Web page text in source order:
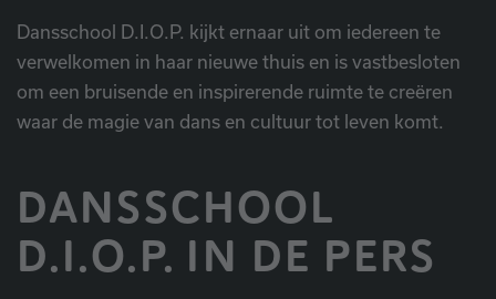
Dansschool D.I.O.P. kijkt ernaar uit om iedereen te
verwelkomen in haar nieuwe thuis en is vastbesloten
om een bruisende en inspirerende ruimte te creëren
waar de magie van dans en cultuur tot leven komt.
DANSSCHOOL
D.I.O.P. IN DE PERS